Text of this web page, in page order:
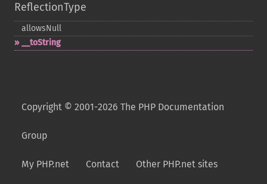
ReflectionType
allowsNull
_​_​toString
Copyright © 2001-2026 The PHP Documentation
Group
My PHP.net Contact Other PHP.net sites